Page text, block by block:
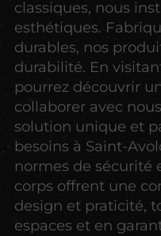
classiques, nous
esthétiques.
durables, nos
durabilité. En
pourrez découvrir
collaborer avec
solution unique et
besoins à Saint-
normes de sécurité
corps offrent une
design et praticité,
espaces et en